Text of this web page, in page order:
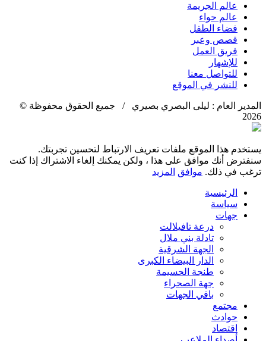
عالم الجريمة
عالم حواء
فضاء الطفل
قصص وعبر
فريق العمل
للإشهار
للتواصل معنا
للنشر في الموقع
المدير العام : ليلى البصري بصيري / جميع الحقوق محفوظة ©
2026
يستخدم هذا الموقع ملفات تعريف الارتباط لتحسين تجربتك.
سنفترض أنك موافق على هذا ، ولكن يمكنك إلغاء الاشتراك إذا كنت
ترغب في ذلك. موافق المزيد
الرئيسية
سياسة
جهات
درعة تافيلالت
تادلة بني ملال
الجهة الشرقية
الدار البيضاء الكبرى
طنجة الحسيمة
جهة الصحراء
باقي الجهات
مجتمع
حوادث
اقتصاد